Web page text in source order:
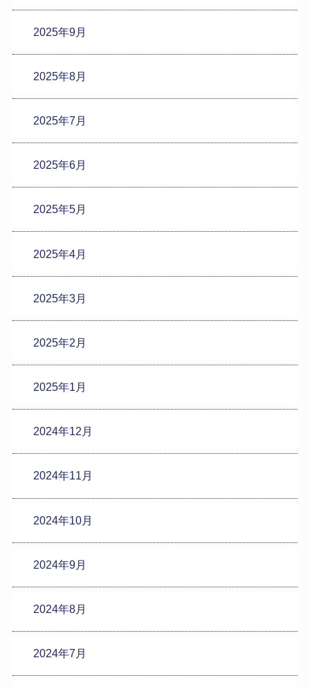
2025年9月
2025年8月
2025年7月
2025年6月
2025年5月
2025年4月
2025年3月
2025年2月
2025年1月
2024年12月
2024年11月
2024年10月
2024年9月
2024年8月
2024年7月